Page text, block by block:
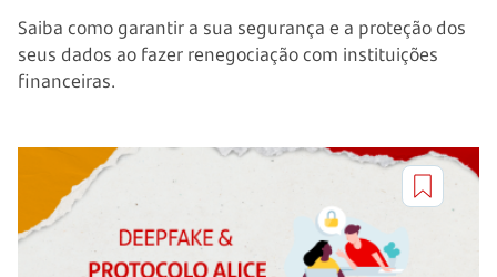
Saiba como garantir a sua segurança e a proteção dos
seus dados ao fazer renegociação com instituições
financeiras.